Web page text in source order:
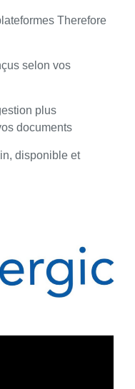
Therefore
selon vos
plus
documents
disponible et